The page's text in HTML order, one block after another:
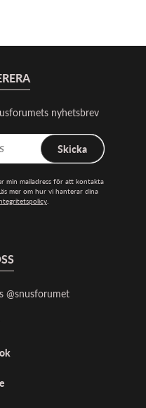
nyhetsbrev
Skicka
min mailadress för att kontakta
mer om hur vi hanterar dina
.
@snusforumet